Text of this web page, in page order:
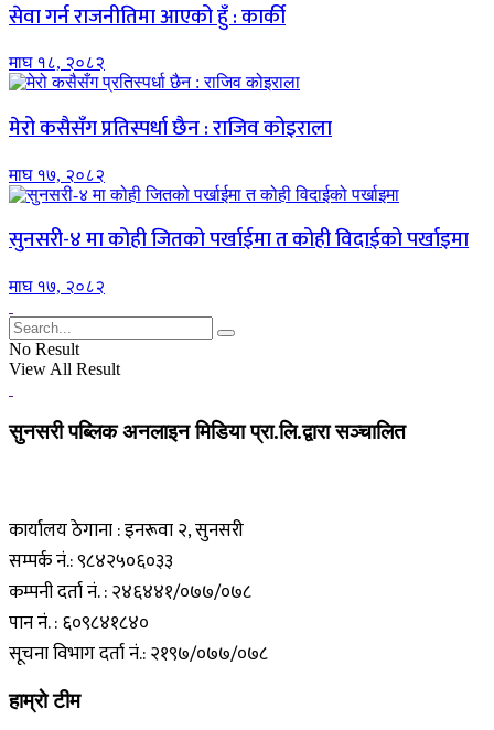
सेवा गर्न राजनीतिमा आएको हुँ : कार्की
माघ १८, २०८२
मेरो कसैसँग प्रतिस्पर्धा छैन : राजिव कोइराला
माघ १७, २०८२
सुनसरी-४ मा कोही जितको पर्खाईमा त कोही विदाईको पर्खाइमा
माघ १७, २०८२
No Result
View All Result
सुनसरी पब्लिक अनलाइन मिडिया प्रा.लि.द्वारा सञ्चालित
कार्यालय ठेगाना : इनरूवा २, सुनसरी
सम्पर्क नं.: ९८४२५०६०३३
कम्पनी दर्ता नं. : २४६४४१/०७७/०७८
पान नं. : ६०९८४१८४०
सूचना विभाग दर्ता नं.: २१९७/०७७/०७८
हाम्राे टीम